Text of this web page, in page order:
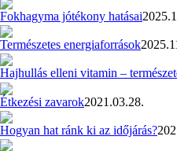
Fokhagyma jótékony hatásai
Természetes energiaforrások
Hajhullás elleni vitamin –
Étkezési zavarok2021.03.28.
Hogyan hat ránk ki az időjárás?